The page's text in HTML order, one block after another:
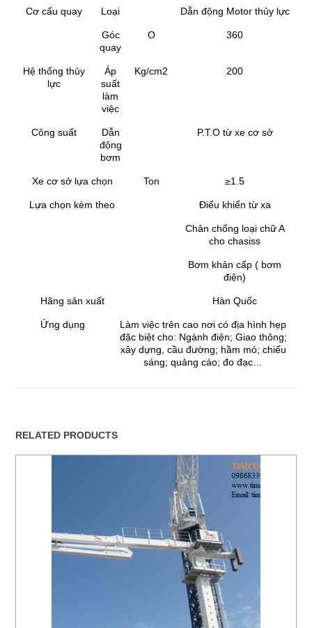
Cơ cấu quay Loại Dẫn động Motor thủy lực
Góc
quay
O 360
Hệ thống thủy
lực
Áp
suất
làm
việc
Kg/cm2 200
Công suất
Dẫn
động
bơm
P.T.O từ xe cơ sở
Xe cơ sở lựa chọn Ton ≥1.5
Lựa chọn kèm theo Điểu khiển từ xa
Chân chống loại chữ A
cho chasiss
Bơm khản cấp ( bơm
điện)
Hãng sản xuất Hàn Quốc
Ứng dụng
Làm việc trên cao nơi có địa hình hẹp
đặc biệt cho: Ngành điện; Giao thông;
xây dựng, cầu đường; hầm mỏ; chiếu
sáng; quảng cáo; đo đạc…
RELATED PRODUCTS